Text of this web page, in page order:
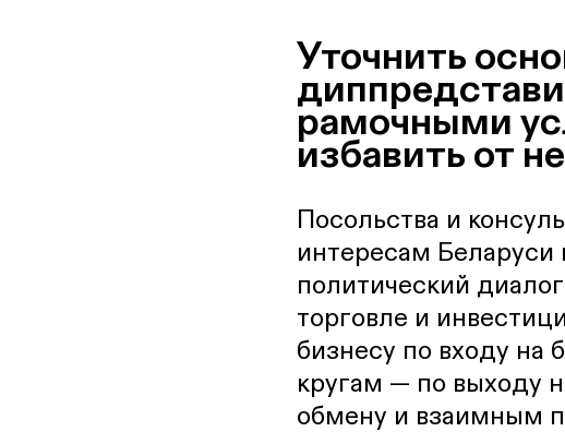
Уточнить
рамочными
избавить от
Посольства и
интересам Беларуси
политический
торговле и
бизнесу по входу на
кругам — по выходу
обмену и взаимным